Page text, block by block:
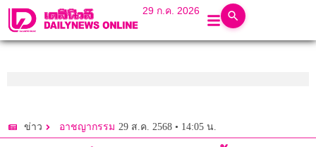
29 ก.ค. 2026
ข่าว อาชญากรรม 29 ส.ค. 2568 • 14:05 น.